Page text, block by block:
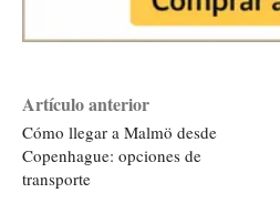
Artículo anterior
Cómo llegar a Malmö desde
Copenhague: opciones de
transporte